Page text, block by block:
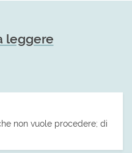
leggere
non vuole procedere; di